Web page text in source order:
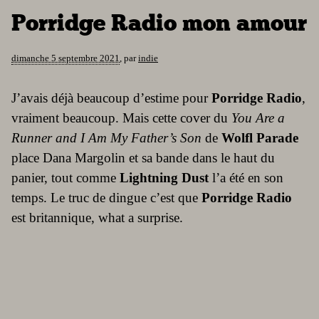
Porridge Radio mon amour
dimanche 5 septembre 2021, parindie
J’avais déjà beaucoup d’estime pourPorridge Radio,
vraiment beaucoup. Mais cette cover du You Are a
Runner and I Am My Father’s Son de Wolfl Parade
place Dana Margolin et sa bande dans le haut du
panier, tout comme Lightning Dustl’a été en son
temps. Le truc de dingue c’est que Porridge Radio
est britannique, what a surprise.